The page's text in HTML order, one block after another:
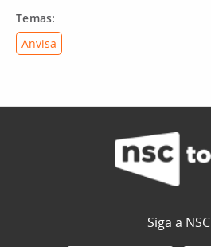
Temas:
Anvisa
Siga a NSC